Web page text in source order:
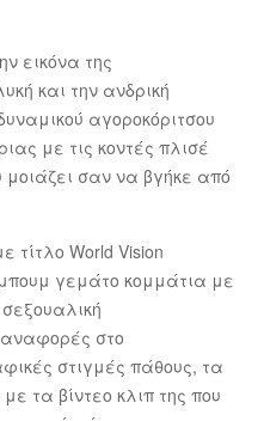
εικόνα της
και την ανδρική
αγοροκόριτσου
με τις κοντές πλισέ
μοιάζει σαν να βγήκε από
τίτλο World Vision
γεμάτο κομμάτια με
στο
στιγμές πάθους, τα
τα βίντεο κλιπ της που